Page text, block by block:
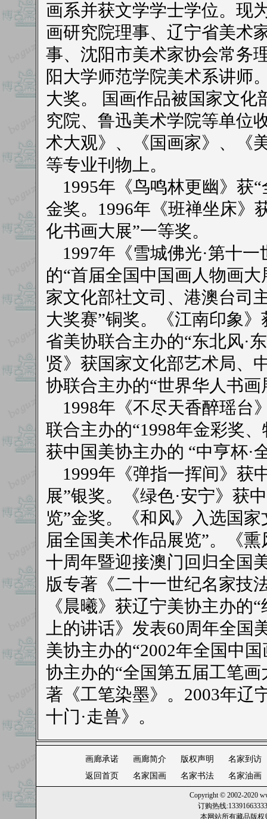
画系并获文学学士学位。现
画研究院理事、辽宁省美术
事、沈阳市美术家协会常务
阳大学师范学院美术系讲师
大奖。 国画作品被国家文
究院、鲁迅美术学院等单位
术大观》、《国画家》、《
等专业刊物上。
1995年《鸟鸣林更幽》获
金奖。1996年《班禅坐床》
化书画大展”一等奖。
1997年《雪城佛光·第十
的“首届全国中国画人物画
家文化部社文司、港澳台司
大奖赛”铜奖。《江南印象
省美协联合主办的“东北风·
贤》获国家文化部艺术局、
协联合主办的“世界华人书画
1998年《不尽天香醉瑶台
联合主办的“1998年金彩奖
获中国美协主办的 “中亨杯·
1999年《弹指一挥间》获
展”银奖。《绿色·安宁》获
览”金奖。《和风》入选国
届全国美术作品展览”。《
十周年暨迎接澳门回归全国
版专著《二十一世纪名家技
《晨曦》获辽宁美协主办的
上的讲话》发表60周年全国
美协主办的“2002年全国中
协主办的“全国第五届工笔
著《工笔染墨》。2003年辽
十门·走兽》。
画廊承诺 画廊简介 版权声明
名家到访
返回首页
名家国画 名家书法 名家油画
Copyright © 2002-2020
订购热线
本网站所有藏品版